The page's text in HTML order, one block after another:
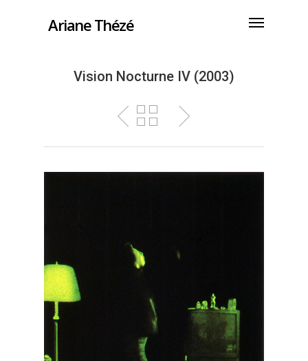
Ariane Thézé
Vision Nocturne IV (2003)